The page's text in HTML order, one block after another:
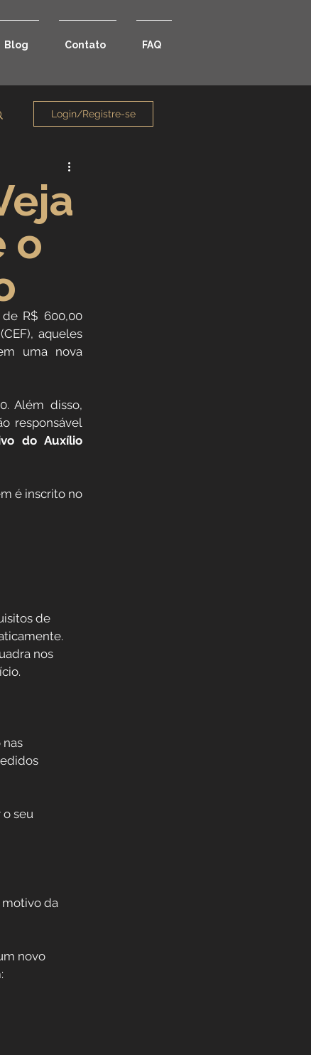
Blog Contato FAQ
Login/Registre-se
o
R$ 600,00
aqueles
uma nova
Além disso,
responsável
do Auxílio
é inscrito no
de
nos
o seu
motivo da
novo